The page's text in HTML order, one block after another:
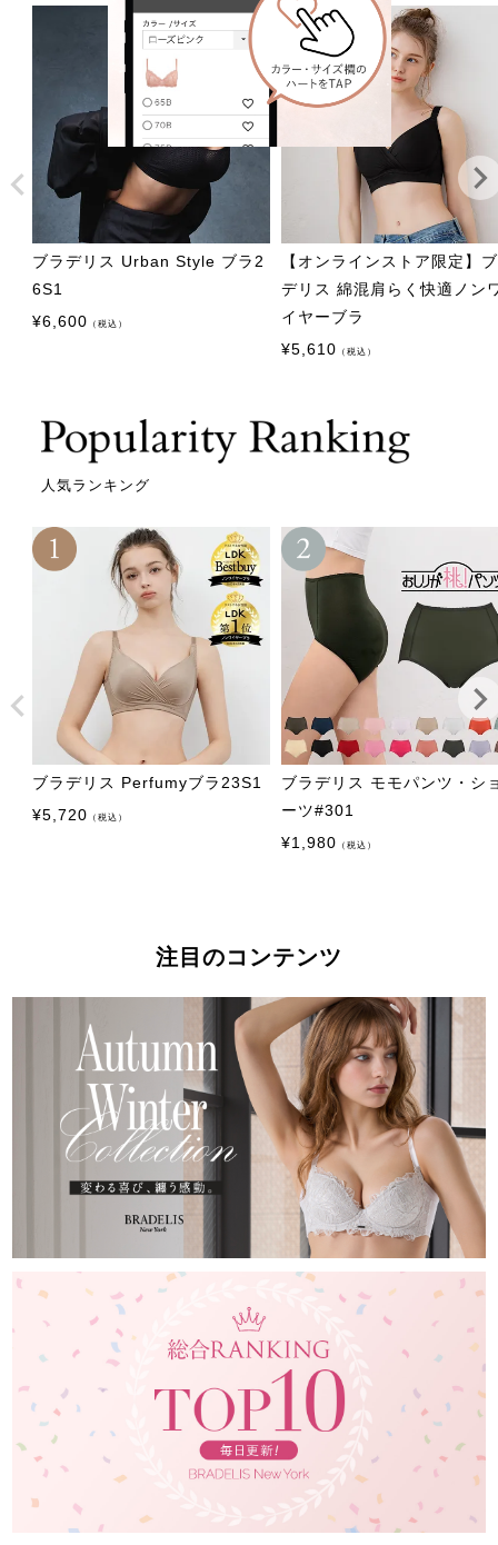
ブラデリス Urban Style ブラ2
6S1
¥6,600 （税込）
【オンラインストア限定】
デリス 綿混肩らく快適ノン
イヤーブラ
¥5,610 （税込）
人気ランキング
ブラデリス Perfumyブラ23S1
¥5,720 （税込）
ブラデリス モモパンツ・シ
ーツ#301
¥1,980 （税込）
注目のコンテンツ